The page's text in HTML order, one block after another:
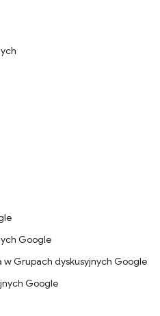
Google
Grupach dyskusyjnych Google
Google